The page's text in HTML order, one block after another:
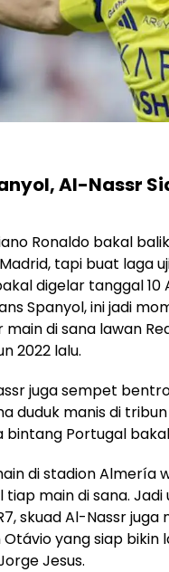
Al-Nassr
Ronaldo bakal
tapi buat laga
digelar tanggal
Spanyol, ini jadi
di sana lawan
2022 lalu.
juga sempet
duduk manis di
bintang Portugal
di stadion Almería
tiap main di sana.
skuad Al-Nassr
yang siap bikin
Jesus.